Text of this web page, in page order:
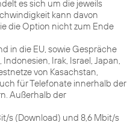
es sich um die jeweils
kann davon
die Option nicht zum Ende
in die EU, sowie Gespräche
Irak, Israel, Japan,
von Kasachstan,
für Telefonate innerhalb der
Außerhalb der
s (Download) und 8,6 Mbit/s